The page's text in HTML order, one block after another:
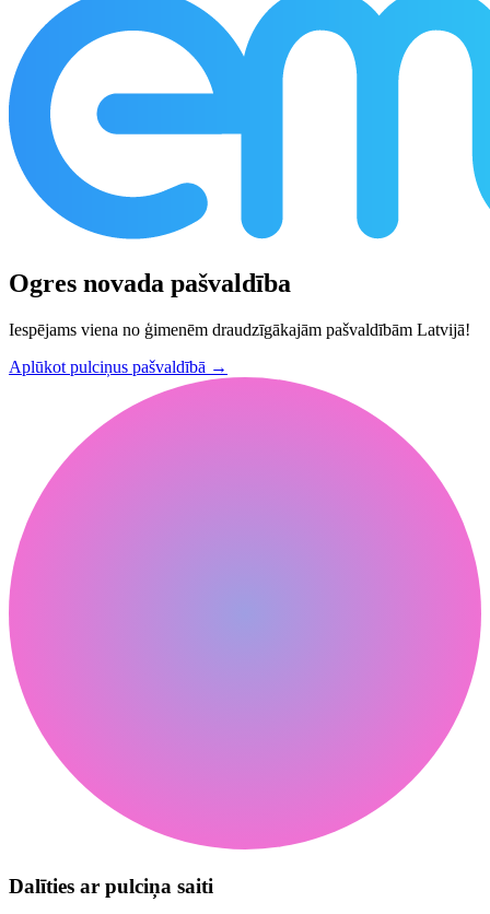
Ogres novada pašvaldība
Iespējams viena no ģimenēm draudzīgākajām pašvaldībām Latvijā!
Aplūkot pulciņus pašvaldībā →
Dalīties ar pulciņa saiti